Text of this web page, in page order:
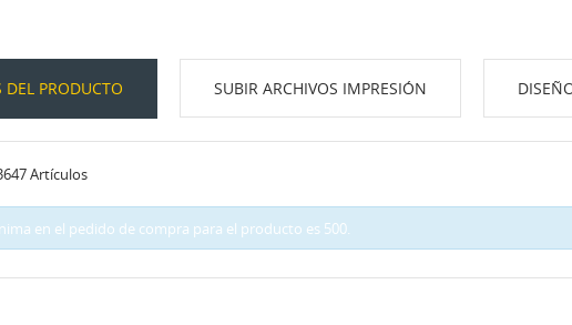
DEL PRODUCTO SUBIR ARCHIVOS IMPRESIÓN
Artículos
en el pedido de compra para el producto es 500.